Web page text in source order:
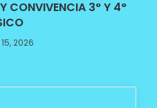
CONVIVENCIA 3° Y 4°
2026